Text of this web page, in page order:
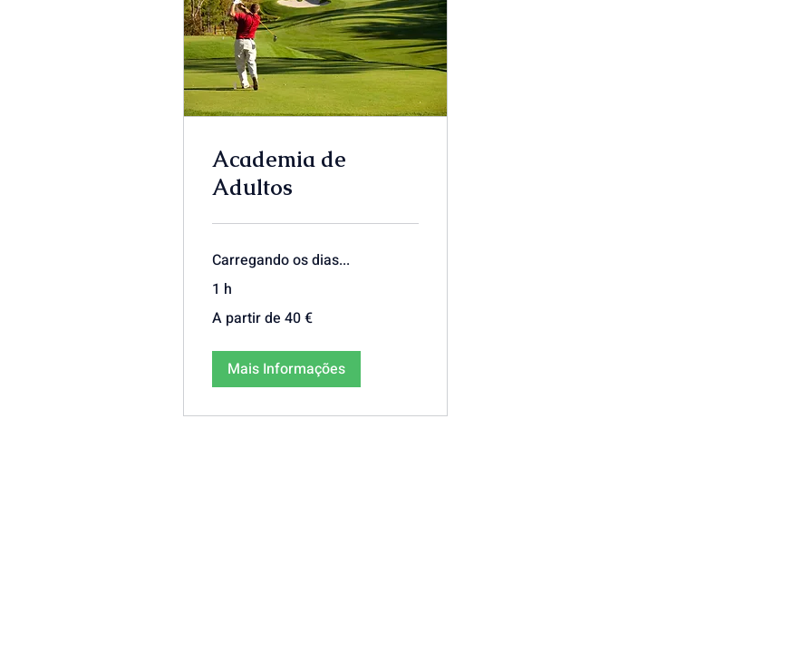
Academia de
Adultos
Carregando os dias...
1 h
partir
A partir de 40 €
Mais Informações